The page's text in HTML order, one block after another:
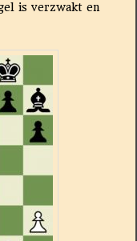
is verzwakt en